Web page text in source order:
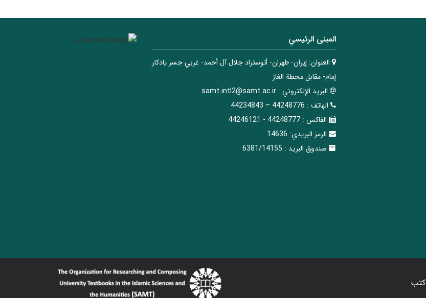
المبنی الرئيسي
العنوان: إيران- طهران- أتوستراد جلال آل أحمد- غربي جسر يادكار
إمام- مقابل محطة الغاز
البريد الإلکتروني : samt.intl2@samt.ac.ir
الهاتف : 44248776 – 44234843
الفاکس : 44248777 - 44246121
الرمز البريدي: 14636
صندوق البريد : 6381/14155
کتب